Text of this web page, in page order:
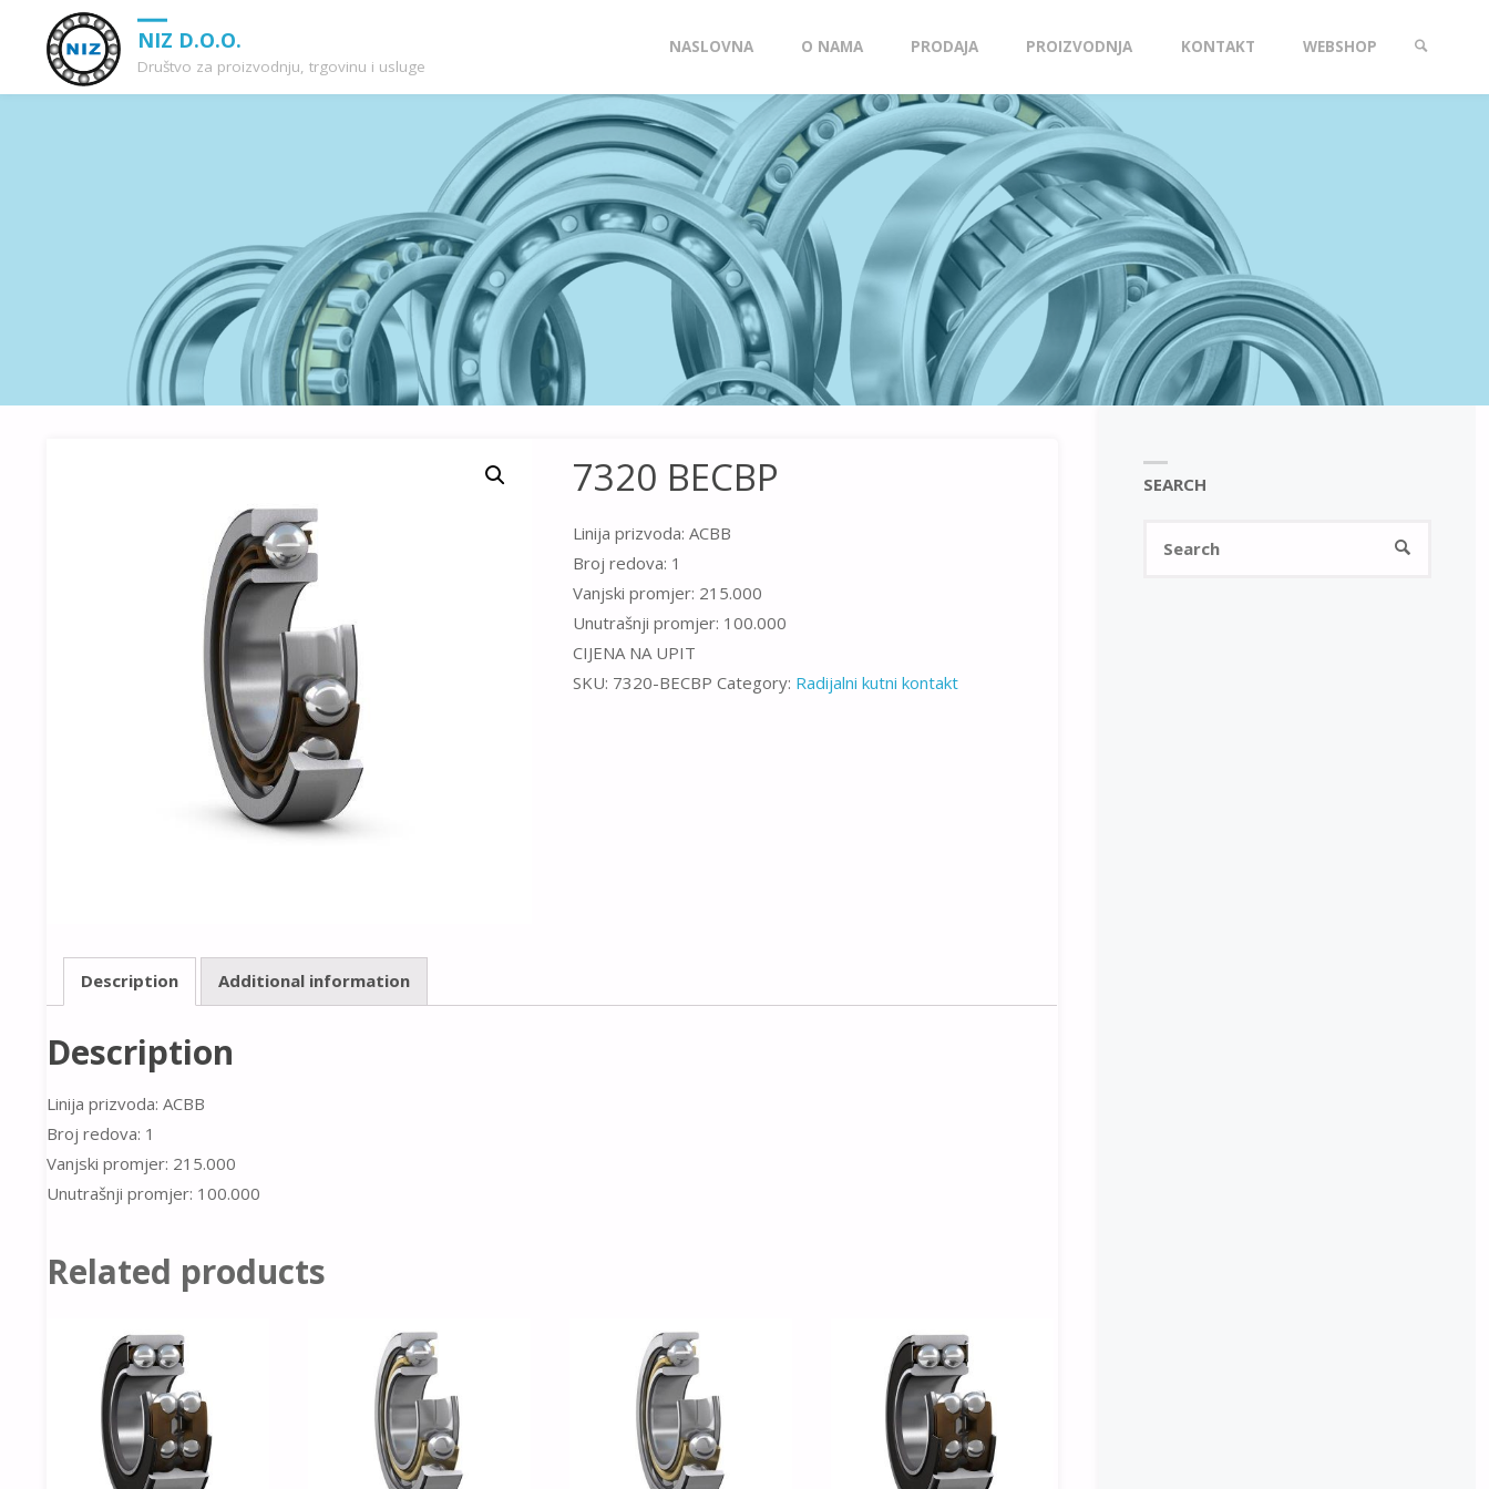
NIZ D.O.O.
Društvo za proizvodnju, trgovinu i usluge
content
NASLOVNA O NAMA PRODAJA PROIZVODNJA KONTAKT WEBSHOP
7320 BECBP
Linija prizvoda: ACBB
Broj redova: 1
Vanjski promjer: 215.000
Unutrašnji promjer: 100.000
CIJENA NA UPIT
SKU: 7320-BECBP Category: Radijalni kutni kontakt
Description Additional information
Description
Linija prizvoda: ACBB
Broj redova: 1
Vanjski promjer: 215.000
Unutrašnji promjer: 100.000
Related products
SEARCH
SEARCH